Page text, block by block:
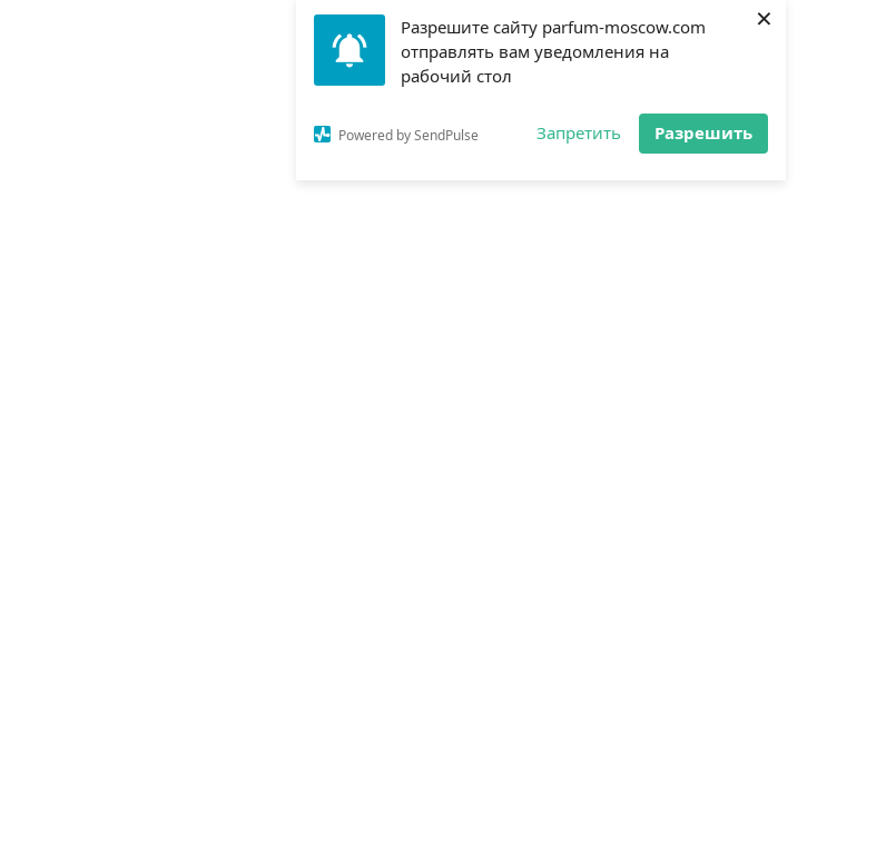
Разрешите сайту parfum-moscow.com
отправлять вам уведомления на
рабочий стол
Powered by SendPulse Запретить Разрешить
×